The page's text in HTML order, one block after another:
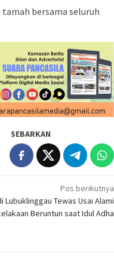
tamah bersama seluruh
SEBARKAN
Pos berikutnya
Lubuklinggau Tewas Usai Alami
Beruntun saat Idul Adha